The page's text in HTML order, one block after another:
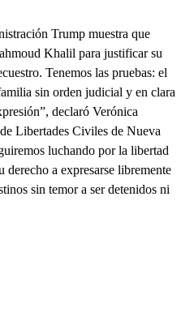
Trump muestra que
Khalil para justificar su
Tenemos las pruebas: el
sin orden judicial y en clara
declaró Verónica
Libertades Civiles de Nueva
luchando por la libertad
a expresarse libremente
sin temor a ser detenidos ni